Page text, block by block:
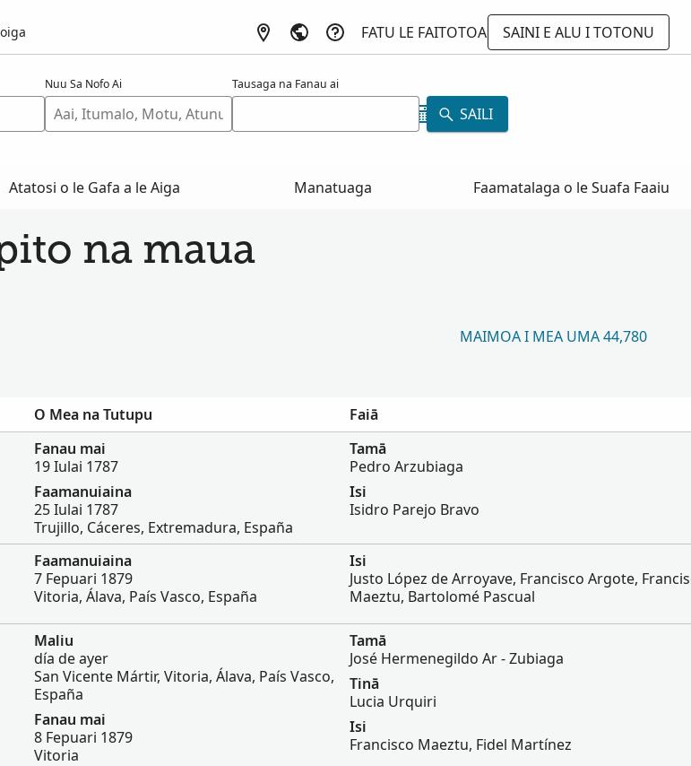
FATU LE FAITOTOA
SAINI E ALU I TOTONU
Nuu Sa Nofo Ai Tausaga na Fanau ai
SAILI
Atatosi o le Gafa a le Aiga Manatuaga Faamatalaga o le Suafa Faaiu
na maua
MAIMOA I MEA UMA 44,780
O Mea na Tutupu
Faiā
Fanau mai
19 Iulai 1787
Faamanuiaina
25 Iulai 1787
Trujillo, Cáceres, Extremadura, España
Tamā
Pedro Arzubiaga
Isi
Isidro Parejo Bravo
Faamanuiaina
7 Fepuari 1879
Vitoria, Álava, País Vasco, España
Isi
Justo López de Arroyave, Francisco Argote,
Maeztu, Bartolomé Pascual
Maliu
día de ayer
San Vicente Mártir, Vitoria, Álava, País Vasco,
España
Fanau mai
8 Fepuari 1879
Vitoria
Tamā
José Hermenegildo Ar - Zubiaga
Tinā
Lucia Urquiri
Isi
Francisco Maeztu, Fidel Martínez